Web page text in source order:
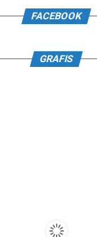
FACEBOOK
GRAFIS